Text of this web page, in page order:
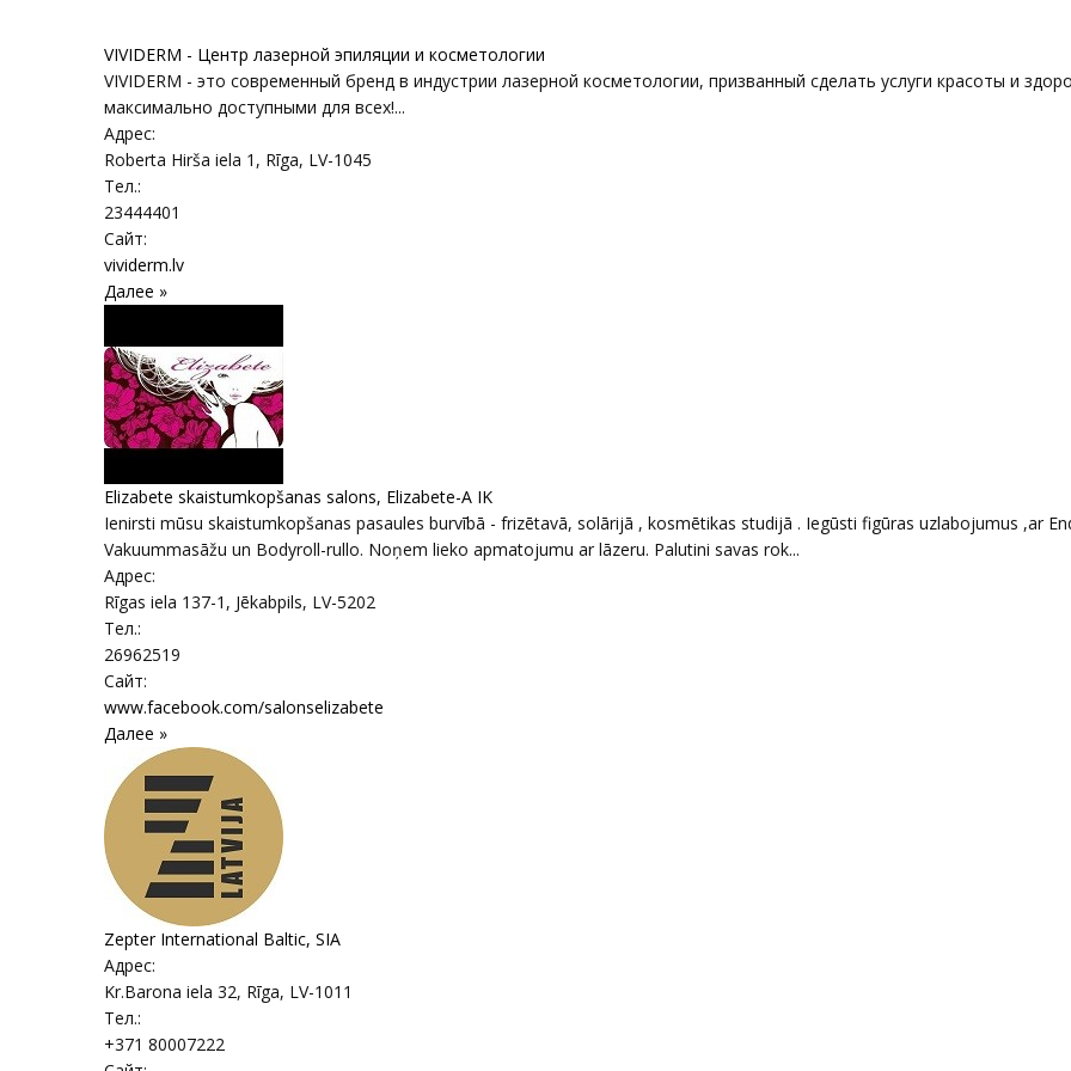
VIVIDERM - Центр лазерной эпиляции и косметологии
VIVIDERM - это современный бренд в индустрии лазерной косметологии, призванный сделать услуги красоты и
максимально доступными для всех!...
Адрес:
Roberta Hirša iela 1 , Rīga, LV-1045
Тел.:
23444401
Сайт:
vividerm.lv
Далее »
Elizabete skaistumkopšanas salons, Elizabete-A IK
Ienirsti mūsu skaistumkopšanas pasaules burvībā - frizētavā, solārijā , kosmētikas studijā . Iegūsti figūras uzlabojumus ,ar
Vakuummasāžu un Bodyroll-rullo. Noņem lieko apmatojumu ar lāzeru. Palutini savas rok...
Адрес:
Rīgas iela 137-1 , Jēkabpils, LV-5202
Тел.:
26962519
Сайт:
www.facebook.com/salonselizabete
Далее »
Zepter International Baltic, SIA
Адрес:
Kr.Barona iela 32, Rīga, LV-1011
Тел.:
+371 80007222